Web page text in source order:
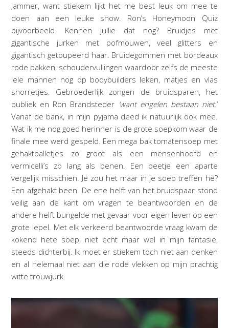
Jammer, want stiekem lijkt het me best leuk om mee te
doen aan een leuke show. Ron’s Honeymoon Quiz
bijvoorbeeld. Kennen jullie dat nog? Bruidjes met
gigantische jurken met pofmouwen, veel glitters en
gigantisch getoupeerd haar. Bruidegommen met bordeaux
rode pakken, schoudervullingen waardoor zelfs de meeste
iele mannen nog op bodybuilders leken, matjes en vlas
snorretjes. Gebroederlijk zongen de bruidsparen, het
publiek en Ron Brandsteder ‘want engelen bestaan niet.‘
Vanaf de bank, in mijn pyjama deed ik natuurlijk ook mee.
Wat ik me nog goed herinner is de grote soepkom waar de
finale mee werd gespeld. Een mega bak tomatensoep met
gehaktballetjes zo groot als een mensenhoofd en
vermicelli’s zo lang als benen. Een beetje een aparte
vergelijk misschien. Je zou het maar in je soep treffen hè?
Een afgehakt been. De ene helft van het bruidspaar stond
veilig aan de kant om vragen te beantwoorden en de
andere helft bungelde met gevaar voor eigen leven op een
grote lepel. Met elk verkeerd beantwoorde vraag kwam de
kokend hete soep, niet echt maar wel in mijn fantasie,
steeds dichterbij. Ik moet er stiekem toch niet aan denken
en al helemaal niet aan die rode vlekken op mijn prachtig
witte trouwjurk.